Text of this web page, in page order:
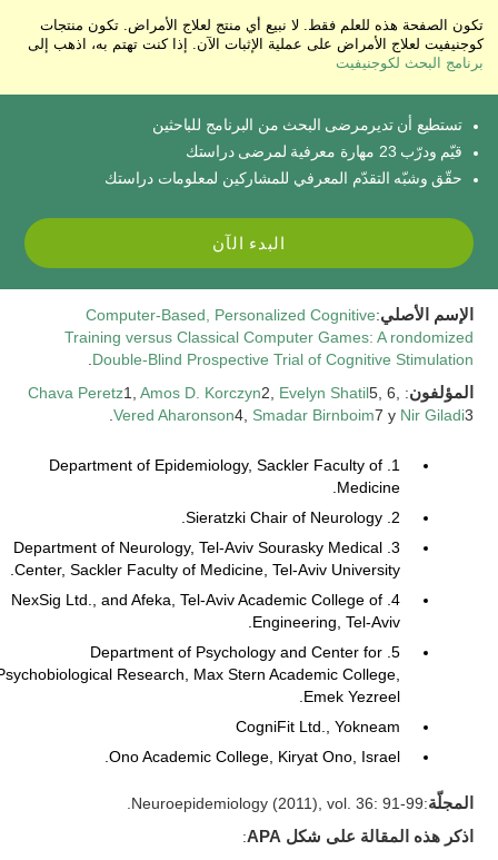
تكون الصفحة هذه للعلم فقط. لا نبيع أي منتج لعلاج الأمراض. تكون منتجات
كوجنيفيت لعلاج الأمراض على عملية الإثبات الآن. إذا كنت تهتم به، اذهب إلى
برنامج البحث لكوجنيفيت
تستطيع أن تديرمرضى البحث من البرنامج للباحثين
قيّم ودرّب 23 مهارة معرفية لمرضى دراستك
حقّق وشبّه التقدّم المعرفي للمشاركين لمعلومات دراستك
البدء الآن
الإسم الأصلي:
Computer-Based, Personalized Cognitive
Training versus Classical Computer Games: A rondomized
Double-Blind Prospective Trial of Cognitive Stimulation
المؤلفون:
Chava Peretz1, Amos D. Korczyn2, Evelyn Shatil5, 6,
Vered Aharonson4, Smadar Birnboim7 y Nir Giladi3.
1. Department of Epidemiology, Sackler Faculty of
Medicine.
2. Sieratzki Chair of Neurology.
3. Department of Neurology, Tel-Aviv Sourasky Medical
Center, Sackler Faculty of Medicine, Tel-Aviv University.
4. NexSig Ltd., and Afeka, Tel-Aviv Academic College of
Engineering, Tel-Aviv.
5. Department of Psychology and Center for
Research, Max Stern Academic College,
Emek Yezreel.
CogniFit Ltd., Yokneam
Ono Academic College, Kiryat Ono, Israel.
المجلّة:Neuroepidemiology (2011), vol. 36: 91-99.
اذكر هذه المقالة على شكل APA
: